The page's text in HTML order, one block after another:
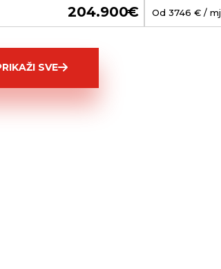
204.900 Od 3746 € / mj
SVE